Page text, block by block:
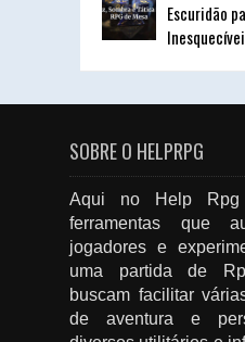
Escuridão
SOBRE O HELPRPG
Aqui no Help Rpg
ferramentas que
jogadores e
uma partida de
buscam facilitar
de aventura e